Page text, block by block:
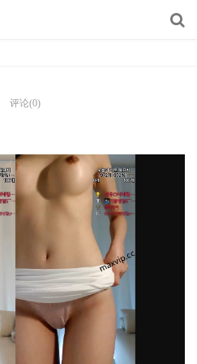
评论(0)